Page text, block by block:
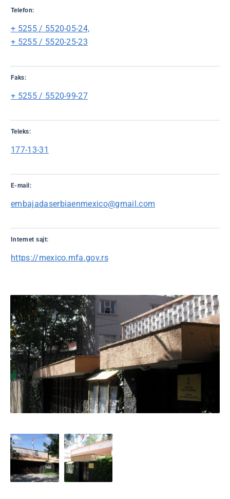
Telefon:
+ 5255 / 5520-05-24,
+ 5255 / 5520-25-23
Faks:
+ 5255 / 5520-99-27
Teleks:
177-13-31
E-mail:
embajadaserbiaenmexico@gmail.com
Internet sajt:
https://mexico.mfa.gov.rs